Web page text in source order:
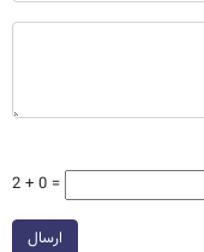
2 + 0 =
ارسال